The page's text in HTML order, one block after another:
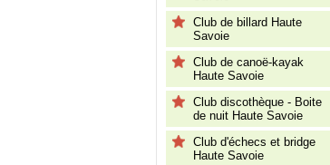
Club de billard Haute
Savoie
Club de canoë-kayak
Haute Savoie
Club discothèque - Boite
de nuit Haute Savoie
Club d'échecs et bridge
Haute Savoie